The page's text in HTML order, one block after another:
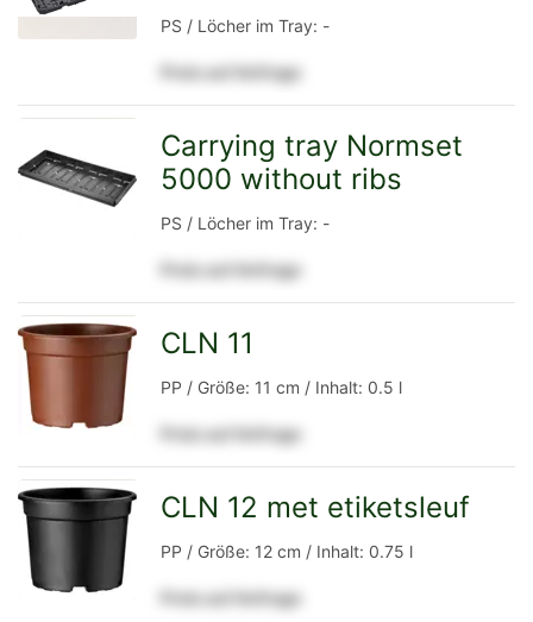
PS / Löcher im Tray: -
Preis auf Anfrage
zur
Carrying tray Normset
5000 without ribs
PS / Löcher im Tray: -
Preis auf Anfrage
Detailseite
CLN 11
PP / Größe: 11 cm / Inhalt: 0.5 l
Preis auf Anfrage
CLN 12 met etiketsleuf
PP / Größe: 12 cm / Inhalt: 0.75 l
Preis auf Anfrage